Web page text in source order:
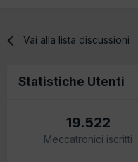
Vai alla lista discussioni
Statistiche Utenti
19.522
Meccatronici iscritti